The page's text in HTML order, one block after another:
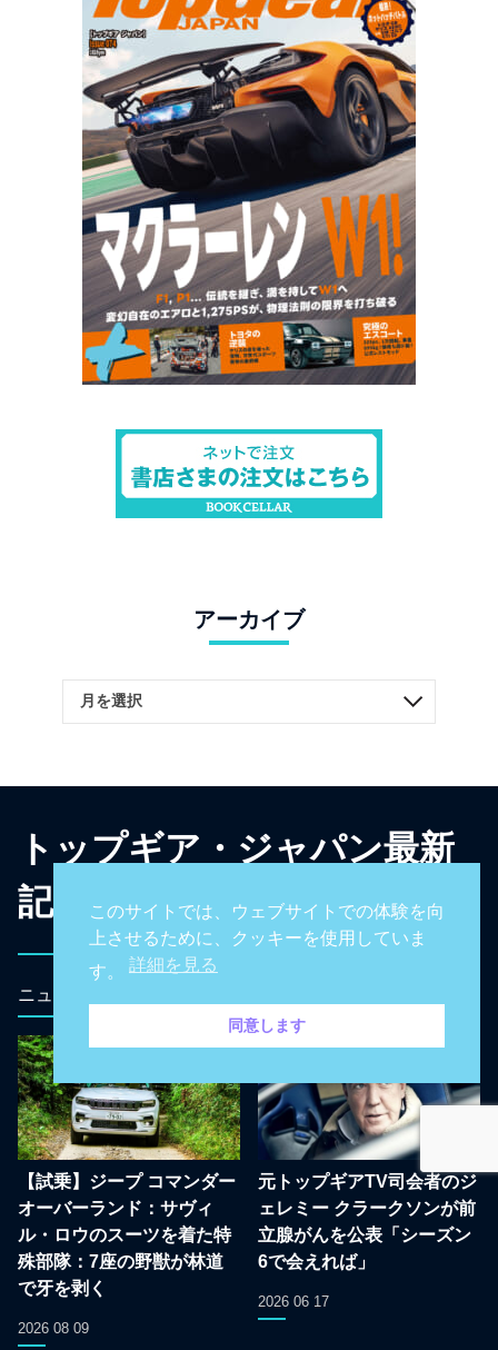
アーカイブ
トップギア・ジャパン最新
記事
ニュース
【試乗】ジープ コマンダー
オーバーランド：サヴィ
ル・ロウのスーツを着た特
殊部隊：7座の野獣が林道
で牙を剥く
2026 08 09
元トップギアTV司会者のジ
ェレミー クラークソンが前
立腺がんを公表「シーズン
6で会えれば」
2026 06 17
このサイトでは、ウェブサイトでの体験を向
上させるために、クッキーを使用していま
す。 詳細を見る
同意します